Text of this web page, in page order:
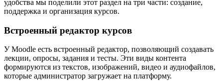
удобства мы поделили этот раздел на три части: создание,
поддержка и организация курсов.
Встроенный редактор курсов
У Moodle есть встроенный редактор, позволяющий создавать
лекции, опросы, задания и тесты. Эти виды контента
формируются из текстов, изображений, видео и аудиофайлов,
которые администратор загружает на платформу.